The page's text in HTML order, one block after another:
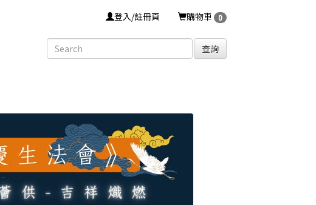
登入/註冊頁 購物車 0
查詢